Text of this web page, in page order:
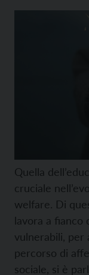
Quella
cruciale
welfare. Di
lavora a fianco
vulnerabili, per
percorso di
sociale, si è